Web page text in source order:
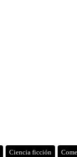
Ciencia ficción